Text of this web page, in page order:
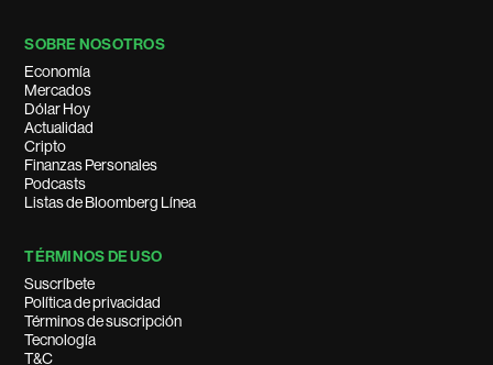
SOBRE NOSOTROS
Economía
Mercados
Dólar Hoy
Actualidad
Cripto
Finanzas Personales
Podcasts
Listas de Bloomberg Línea
TÉRMINOS DE USO
Suscríbete
Política de privacidad
Términos de suscripción
Tecnología
T&C